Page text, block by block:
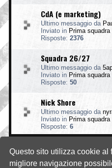
Questo sito utilizza cookie al
migliore navigazione
CdA (e marketing)
Ultimo messaggio da
Inviato in Prima squadra
Risposte: 2376
Squadra 26/27
Ultimo messaggio da
Inviato in Prima squadra
Risposte: 50
Nick Shore
Ultimo messaggio da
Inviato in Prima squadra
Risposte: 6